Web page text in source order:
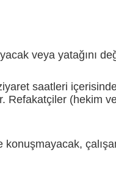
veya yatağını
saatleri içerisinde
(hekim